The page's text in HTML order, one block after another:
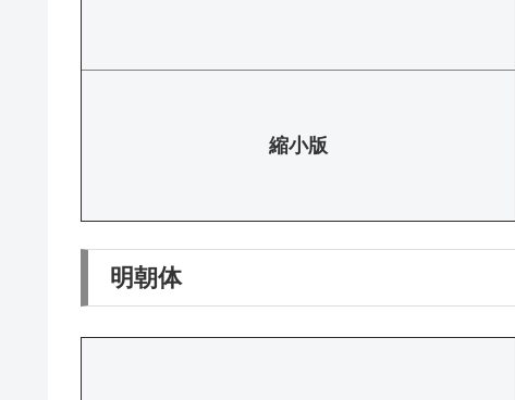
縮小版
明朝体